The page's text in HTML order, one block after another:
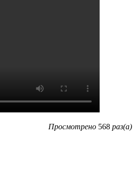
Просмотрено 568 раз(а)